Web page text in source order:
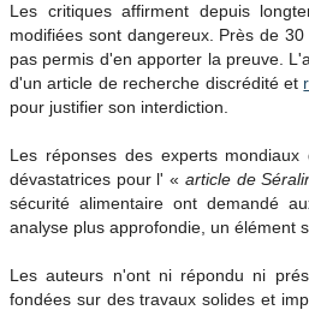
Les critiques affirment depuis
modifiées sont dangereux. Près de
pas permis d'en apporter la preuve.
d'un article de recherche discrédité et
pour justifier son interdiction.
Les réponses des experts
dévastatrices pour l' « article de
sécurité alimentaire ont demandé
analyse plus approfondie, un élément
Les auteurs n'ont ni répondu ni
fondées sur des travaux solides et